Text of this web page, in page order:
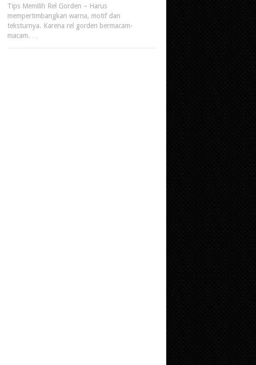
Tips Memilih Rel Gorden – Harus
mempertimbangkan warna, motif dan
teksturnya. Karena rel gorden bermacam-
macam. …